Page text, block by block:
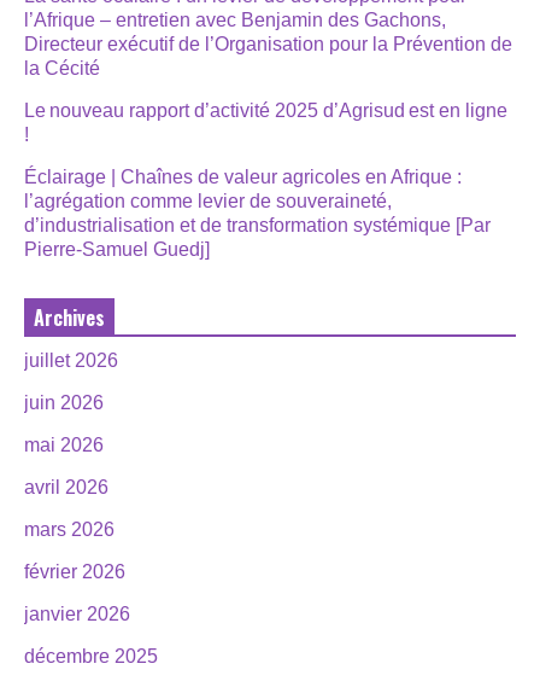
l’Afrique – entretien avec Benjamin des Gachons,
Directeur exécutif de l’Organisation pour la Prévention de
la Cécité
Le nouveau rapport d’activité 2025 d’Agrisud est en ligne
!
Éclairage | Chaînes de valeur agricoles en Afrique :
l’agrégation comme levier de souveraineté,
d’industrialisation et de transformation systémique [Par
Pierre-Samuel Guedj]
Archives
juillet 2026
juin 2026
mai 2026
avril 2026
mars 2026
février 2026
janvier 2026
décembre 2025